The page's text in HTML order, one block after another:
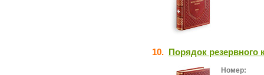
10. Порядок
Номер: